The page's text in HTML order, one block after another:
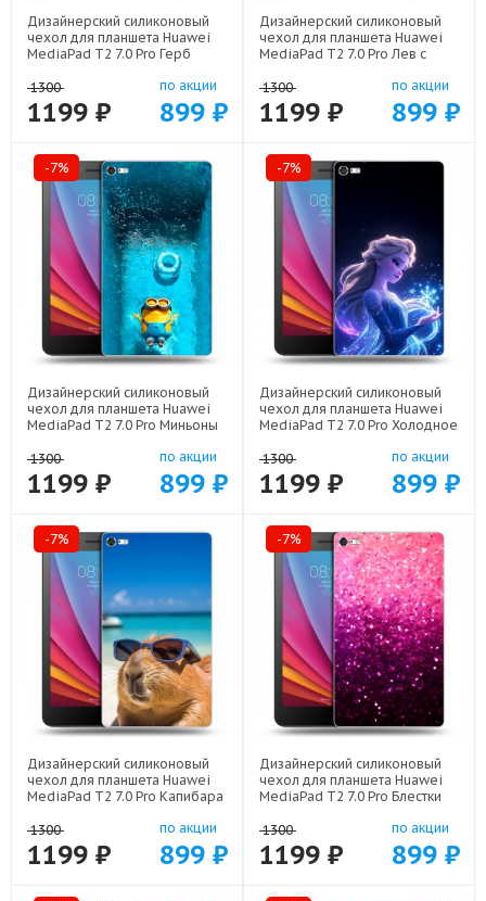
Дизайнерский силиконовый
чехол для планшета Huawei
MediaPad T2 7.0 Pro Герб
1300
1199 ₽
по акции
899 ₽
Дизайнерский силиконовый
чехол для планшета Huawei
MediaPad T2 7.0 Pro Лев с
1300
1199 ₽
по акции
899 ₽
-7%
Дизайнерский силиконовый
чехол для планшета Huawei
MediaPad T2 7.0 Pro Миньоны
1300
1199 ₽
по акции
899 ₽
-7%
Дизайнерский силиконовый
чехол для планшета Huawei
MediaPad T2 7.0 Pro Холодное
1300
1199 ₽
по акции
899 ₽
-7%
Дизайнерский силиконовый
чехол для планшета Huawei
MediaPad T2 7.0 Pro Капибара
1300
1199 ₽
по акции
899 ₽
-7%
Дизайнерский силиконовый
чехол для планшета Huawei
MediaPad T2 7.0 Pro Блестки
1300
1199 ₽
по акции
899 ₽